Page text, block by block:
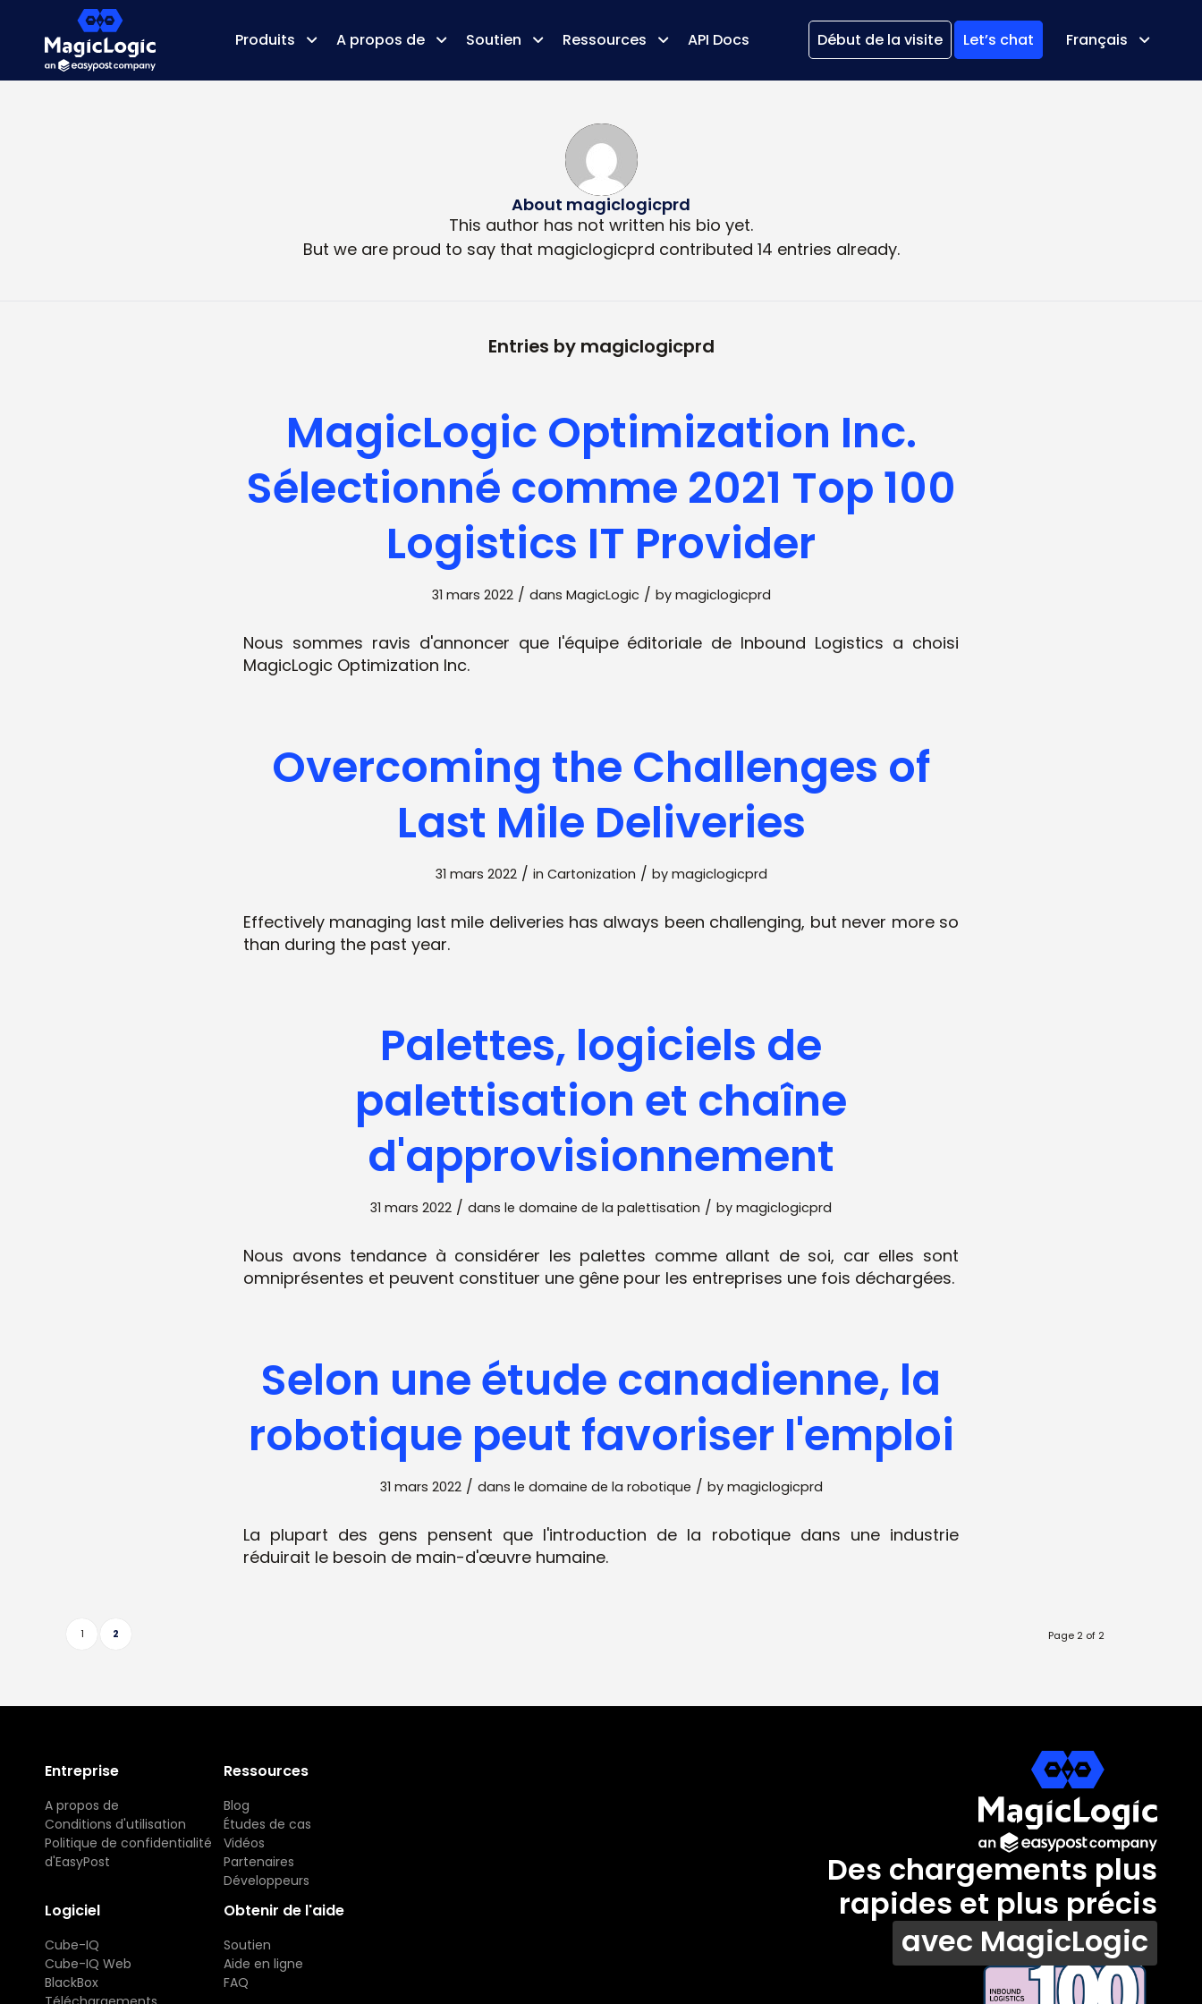
Produits A propos de Soutien Ressources API Docs Début de la visite Let’s chat Français
About magiclogicprd
This author has not written his bio yet.
But we are proud to say that magiclogicprd contributed 14 entries already.
Entries by magiclogicprd
MagicLogic Optimization Inc.
Sélectionné comme 2021 Top 100
Logistics IT Provider
31 mars 2022 / dans MagicLogic / by magiclogicprd
Nous sommes ravis d'annoncer que l'équipe éditoriale de Inbound Logistics a choisi
MagicLogic Optimization Inc.
Overcoming the Challenges of
Last Mile Deliveries
31 mars 2022 / in Cartonization / by magiclogicprd
Effectively managing last mile deliveries has always been challenging, but never more so
than during the past year.
Palettes, logiciels de
palettisation et chaîne
d'approvisionnement
31 mars 2022 / dans le domaine de la palettisation / by magiclogicprd
Nous avons tendance à considérer les palettes comme allant de soi, car elles sont
omniprésentes et peuvent constituer une gêne pour les entreprises une fois déchargées.
Selon une étude canadienne, la
robotique peut favoriser l'emploi
31 mars 2022 / dans le domaine de la robotique / by magiclogicprd
La plupart des gens pensent que l'introduction de la robotique dans une industrie
réduirait le besoin de main-d'œuvre humaine.
Page 2 of 2
1 2
Entreprise
A propos de
Conditions d'utilisation
Politique de confidentialité
d'EasyPost
Ressources
Blog
Études de cas
Vidéos
Partenaires
Développeurs
Logiciel
Cube-IQ
Cube-IQ Web
BlackBox
Obtenir de l'aide
Soutien
Aide en ligne
FAQ
Des chargements plus
rapides et plus précis
avec MagicLogic